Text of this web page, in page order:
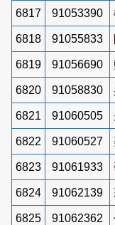
6817 91053390
6818 91055833
6819 91056690
6820 91058830
6821 91060505
6822 91060527
6823 91061933
6824 91062139
6825 91062362